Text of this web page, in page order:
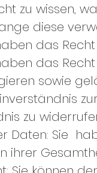
zu wissen,
diese
das
das
sowie
zu
Daten: Sie
ihrer